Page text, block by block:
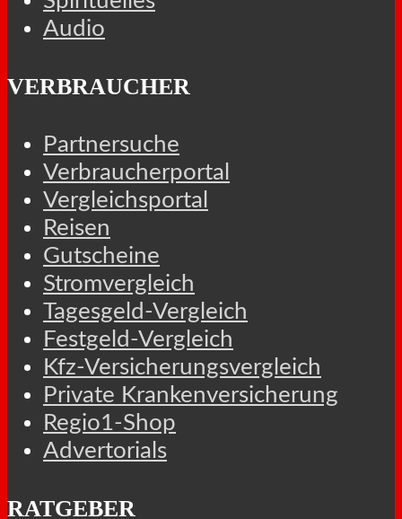
Audio
VERBRAUCHER
Partnersuche
Verbraucherportal
Vergleichsportal
Reisen
Gutscheine
Stromvergleich
Tagesgeld-Vergleich
Festgeld-Vergleich
Kfz-Versicherungsvergleich
Private Krankenversicherung
Regio1-Shop
Advertorials
RATGEBER